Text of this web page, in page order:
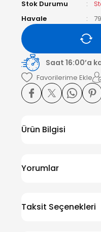
Stok Durumu
Havale
Saat 16:00’a
Ürün Bilgisi
Yorumlar
Taksit Seçenekleri